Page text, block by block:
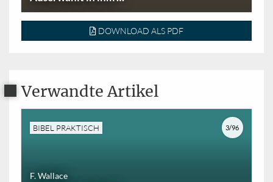
DOWNLOAD ALS PDF
Verwandte Artikel
BIBEL PRAKTISCH
F. Wallace
3/96